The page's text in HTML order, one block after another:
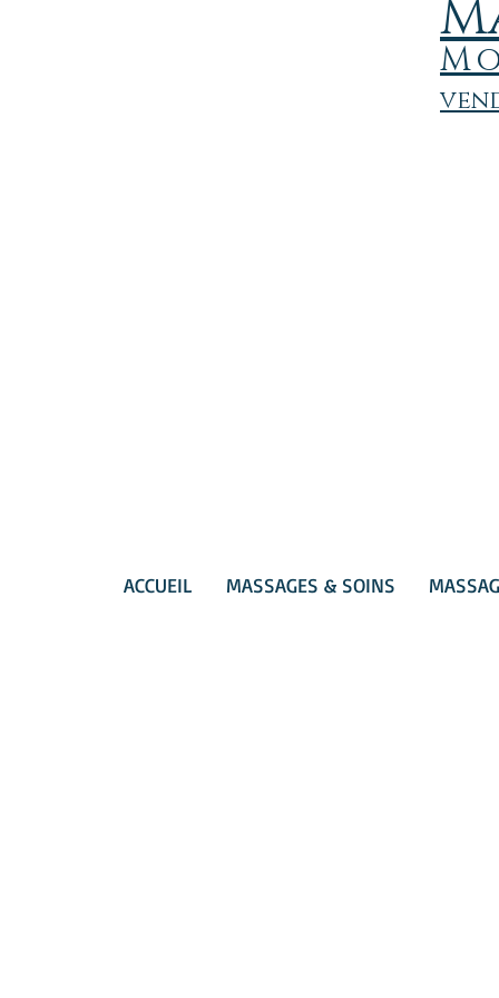
ACCUEIL MASSAGES & SOINS